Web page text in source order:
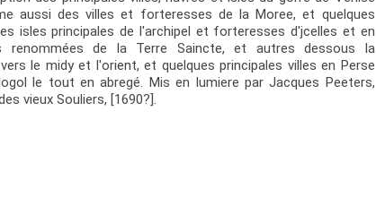
aussi des villes et forteresses de la Moree, et quelques
isles principales de l'archipel et forteresses d'jcelles et en
renommées de la Terre Saincte, et autres dessous la
le midy et l'orient, et quelques principales villes en Perse
le tout en abregé. Mis en lumiere par Jacques Peeters,
vieux Souliers, [1690?].